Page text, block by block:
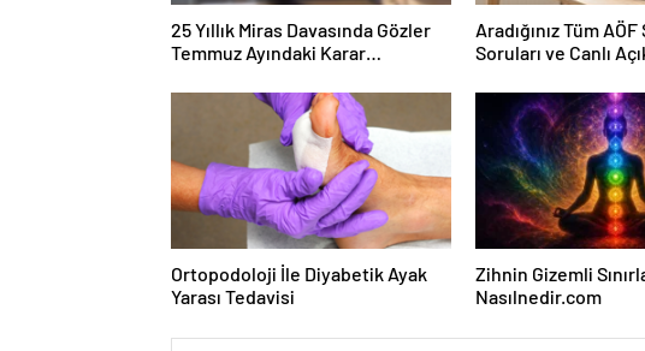
25 Yıllık Miras Davasında Gözler
Temmuz Ayındaki Karar
Aradığınız Tüm AÖF
Soruları ve Canlı
Ortopodoloji İle Diyabetik Ayak
Yarası Tedavisi
Zihnin Gizemli
Nasılnedir.com